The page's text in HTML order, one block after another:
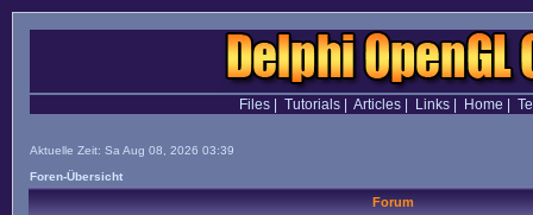
Files| Tutorials| Articles| Links| Home
Aktuelle Zeit: Sa Aug 08, 2026 03:39
Foren-Übersicht
Forum